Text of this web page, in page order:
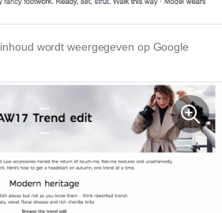
inhoud wordt weergegeven op Google